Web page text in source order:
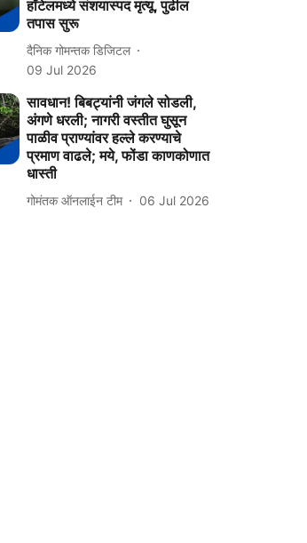
हॉटेलमध्ये संशयास्पद मृत्यू, पुढील
तपास सुरू
दैनिक गोमन्तक डिजिटल
09 Jul 2026
सावधान! बिबट्यांनी जंगले सोडली,
अंगणे धरली; नागरी वस्‍तीत घुसून
पाळीव प्राण्‍यांवर हल्ले करण्‍याचे
प्रमाण वाढले; मये, फोंडा काणकोणात
धास्ती
गोमंतक ऑनलाईन टीम 06 Jul 2026